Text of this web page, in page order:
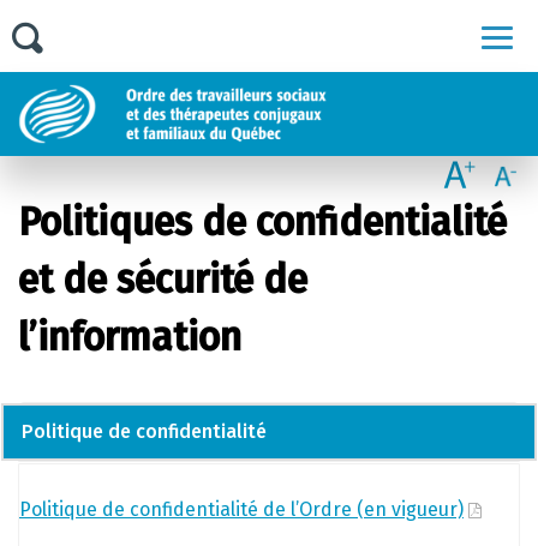
Politiques de confidentialité
et de sécurité de
l’information
Politique de confidentialité
Politique de confidentialité de l’Ordre (en vigueur)